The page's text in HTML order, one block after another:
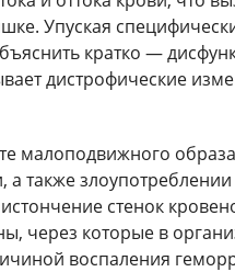
Упуская
кратко —
дистрофические
малоподвижного
также
стенок
через которые в
воспаления